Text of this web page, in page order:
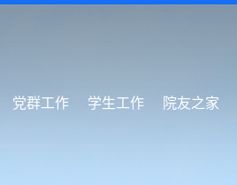
党群工作 学生工作 院友之家